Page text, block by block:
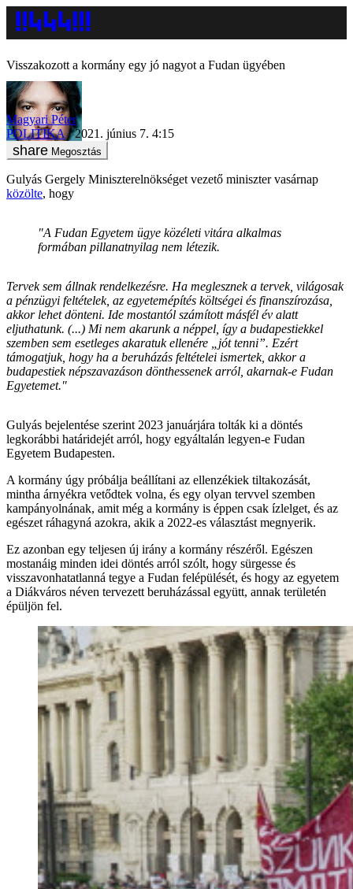
Visszakozott a kormány egy jó nagyot a Fudan ügyében
Magyari Péter
POLITIKA
2021. június 7. 4:15
Megosztás
Gulyás Gergely Miniszterelnökséget vezető miniszter vasárnap
közölte, hogy
"A Fudan Egyetem ügye közéleti vitára alkalmas
formában pillanatnyilag nem létezik.
Tervek sem állnak rendelkezésre. Ha meglesznek a tervek, világosak
a pénzügyi feltételek, az egyetemépítés költségei és finanszírozása,
akkor lehet dönteni. Ide mostantól számított másfél év alatt
eljuthatunk. (...) Mi nem akarunk a néppel, így a budapestiekkel
szemben sem esetleges akaratuk ellenére „jót tenni”. Ezért
támogatjuk, hogy ha a beruházás feltételei ismertek, akkor a
budapestiek népszavazáson dönthessenek arról, akarnak-e Fudan
Egyetemet."
Gulyás bejelentése szerint 2023 januárjára tolták ki a döntés
legkorábbi határidejét arról, hogy egyáltalán legyen-e Fudan
Egyetem Budapesten.
A kormány úgy próbálja beállítani az ellenzékiek tiltakozását,
mintha árnyékra vetődtek volna, és egy olyan tervvel szemben
kampányolnának, amit még a kormány is éppen csak ízlelget, és az
egészet ráhagyná azokra, akik a 2022-es választást megnyerik.
Ez azonban egy teljesen új irány a kormány részéről. Egészen
mostanáig minden idei döntés arról szólt, hogy sürgesse és
visszavonhatatlanná tegye a Fudan felépülését, és hogy az egyetem
a Diákváros néven tervezett beruházással együtt, annak területén
épüljön fel.